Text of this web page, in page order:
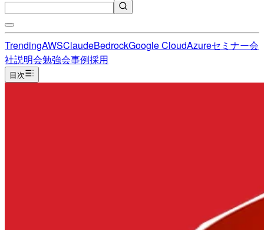
TrendingAWSClaudeBedrockGoogle CloudAzureセミナー会
社説明会勉強会事例採用
目次